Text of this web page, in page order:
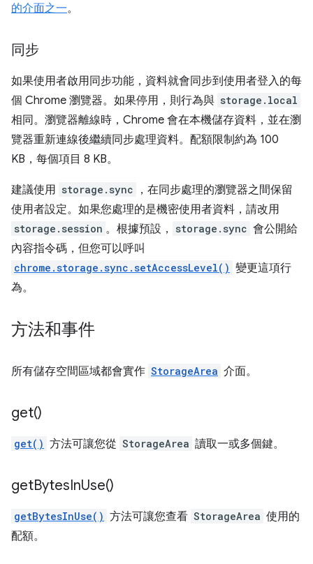
的介面之一。
同步
如果使用者啟用同步功能，資料就會同步到使用者登入的每
個 Chrome 瀏覽器。如果停用，則行為與 storage.local
相同。瀏覽器離線時，Chrome 會在本機儲存資料，並在瀏
覽器重新連線後繼續同步處理資料。配額限制約為 100
KB，每個項目 8 KB。
建議使用 storage.sync
，在同步處理的瀏覽器之間保留
使用者設定。如果您處理的是機密使用者資料，請改用
storage.session 。根據預設， storage.sync 會公開給
內容指令碼，但您可以呼叫
chrome.storage.sync.setAccessLevel() 變更這項行
為。
方法和事件
所有儲存空間區域都會實作 StorageArea 介面。
get()
get() 方法可讓您從 StorageArea 讀取一或多個鍵。
getBytesInUse()
getBytesInUse() 方法可讓您查看 StorageArea 使用的
配額。